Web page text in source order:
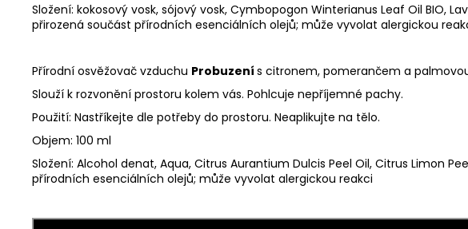
Složení: kokosový vosk, sójový vosk, Cymbopogon Winterianus Leaf Oil BIO,
přirozená součást přírodních esenciálních olejů; může vyvolat alergickou
Přírodní osvěžovač vzduchu Probuzení s citronem, pomerančem a
Slouží k rozvonění prostoru kolem vás. Pohlcuje nepříjemné pachy.
Použití: Nastříkejte dle potřeby do prostoru. Neaplikujte na tělo.
Objem: 100 ml
Složení: Alcohol denat, Aqua, Citrus Aurantium Dulcis Peel Oil, Citrus Limon
přírodních esenciálních olejů; může vyvolat alergickou reakci